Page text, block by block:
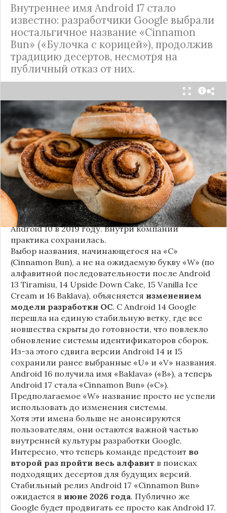
Внутреннее имя Android 17 стало
известно: разработчики Google выбрали
ностальгичное название «Cinnamon
Bun» («Булочка с корицей»), продолжив
традицию десертов, несмотря на
публичный отказ от них.
Стало известно внутреннее кодовое имя
следующей крупной версии Android. Как
сообщают источники, Android 17, релиз которой
ожидается в 2026 году, разрабатывается под
названием«Cinnamon Bun»(«Булочка с
корицей»).
Это решение продолжает знаменитую традицию
Google называть версии Android в честь
сладостей и десертов (Cupcake, Donut, KitKat и
т.д.), хотя компанияпрекратила публично
использовать эти именас момента выхода
Android 10 в 2019 году. Внутри компании
практика сохранилась.
Выбор названия, начинающегося на «C»
(Cinnamon Bun), а не на ожидаемую букву «W» (по
алфавитной последовательности после Android
13 Tiramisu, 14 Upside Down Cake, 15 Vanilla Ice
Cream и 16 Baklava), объясняется изменением
модели разработки ОС. С Android 14 Google
перешла на единую стабильную ветку, где все
новшества скрыты до готовности, что повлекло
обновление системы идентификаторов сборок.
Из-за этого сдвига версии Android 14 и 15
сохранили ранее выбранные «U» и «V» названия.
Android 16 получила имя «Baklava» («B»), а теперь
Android 17 стала «Cinnamon Bun» («C»).
Предполагаемое «W» название просто не успели
использовать до изменения системы.
Хотя эти имена больше не анонсируются
пользователям, они остаются важной частью
внутренней культуры разработки Google.
Интересно, что теперь команде предстоит во
второй раз пройти весь алфавит в поисках
подходящих десертов для будущих версий.
Стабильный релиз Android 17 «Cinnamon Bun»
ожидается в июне 2026 года. Публично же
Google будет продвигать ее просто как Android 17.